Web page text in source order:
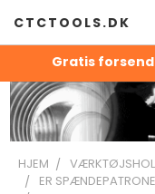
Gratis
CTCTOOLS.DK
HJEM
ER